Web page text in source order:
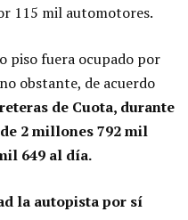
115 mil automotores.
piso fuera ocupado por
obstante, de acuerdo
de Cuota, durante
2 millones 792 mil
649 al día.
la autopista por sí